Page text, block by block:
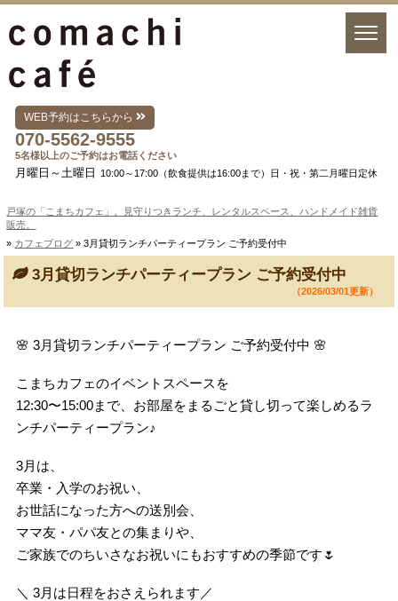
WEB予約はこちらから
070-5562-9555
5名様以上のご予約はお電話ください
月曜日～土曜日 10:00～17:00（飲食提供は16:00まで）日・祝・第二月曜日定休
戸塚の「こまちカフェ」。見守りつきランチ、レンタルスペース、ハンドメイド雑貨
販売。
» カフェブログ » 3月貸切ランチパーティープラン ご予約受付中
3月貸切ランチパーティープラン ご予約受付中
（2026/03/01更新）
🌸 3月貸切ランチパーティープラン ご予約受付中 🌸
こまちカフェのイベントスペースを
12:30〜15:00まで、お部屋をまるごと貸し切って楽しめるラ
ンチパーティープラン♪
3月は、
卒業・入学のお祝い、
お世話になった方への送別会、
ママ友・パパ友との集まりや、
ご家族でのちいさなお祝いにもおすすめの季節です🌷
＼ 3月は日程をおさえられます／